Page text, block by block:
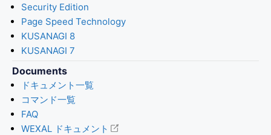
Security Edition
Page Speed Technology
KUSANAGI 8
KUSANAGI 7
Documents
ドキュメント一覧
コマンド一覧
FAQ
WEXAL ドキュメント